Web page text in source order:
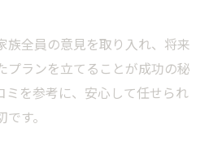
族全員の意見を取り入れ、将来
プランを立てることが成功の秘
ミを参考に、安心して任せられ
す。